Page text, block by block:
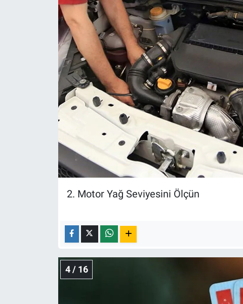
2. Motor Yağ Seviyesini Ölçün
4 / 16